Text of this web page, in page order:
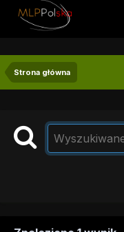
Strona główna